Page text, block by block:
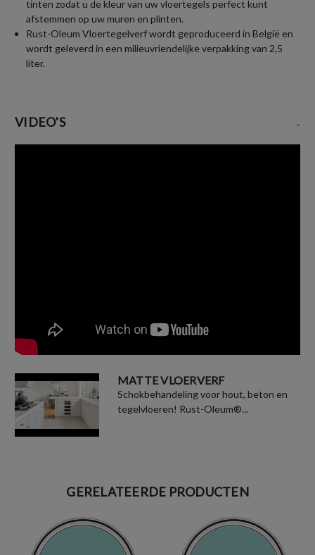
tinten zodat u de kleur van uw vloertegels perfect kunt
afstemmen op uw muren en plinten.
Rust-Oleum Vloertegelverf wordt geproduceerd in België en
wordt geleverd in een milieuvriendelijke verpakking van 2,5
liter.
VIDEO'S -
MATTE VLOERVERF
Schokbehandeling voor hout, beton en
tegelvloeren! Rust-Oleum®...
GERELATEERDE PRODUCTEN